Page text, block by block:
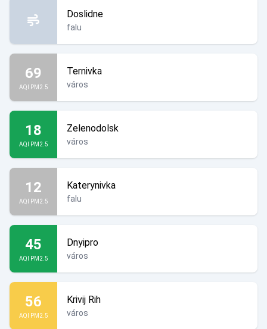
Doslidne
falu
69
AQI PM2.5
Ternivka
város
18
AQI PM2.5
Zelenodolsk
város
12
AQI PM2.5
Katerynivka
falu
45
AQI PM2.5
Dnyipro
város
56
AQI PM2.5
Krivij Rih
város